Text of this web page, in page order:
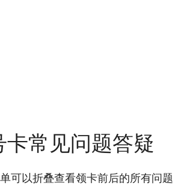
卡常见问题答疑
可以折叠查看领卡前后的所有问题